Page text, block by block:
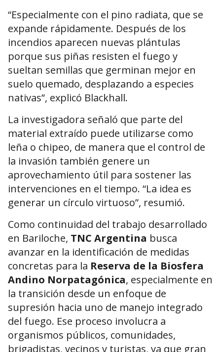
“Especialmente con el pino radiata, que se
expande rápidamente. Después de los
incendios aparecen nuevas plántulas
porque sus piñas resisten el fuego y
sueltan semillas que germinan mejor en
suelo quemado, desplazando a especies
nativas”, explicó Blackhall.
La investigadora señaló que parte del
material extraído puede utilizarse como
leña o chipeo, de manera que el control de
la invasión también genere un
aprovechamiento útil para sostener las
intervenciones en el tiempo. “La idea es
generar un círculo virtuoso”, resumió.
Como continuidad del trabajo desarrollado
en Bariloche, TNC Argentina busca
avanzar en la identificación de medidas
concretas para la Reserva de la Biosfera
Andino Norpatagónica, especialmente en
la transición desde un enfoque de
supresión hacia uno de manejo integrado
del fuego. Ese proceso involucra a
organismos públicos, comunidades,
brigadistas, vecinos y turistas, ya que gran